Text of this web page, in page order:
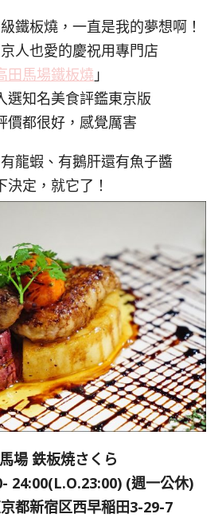
鐵板燒，一直是我的夢想啊！
人也愛的慶祝用專門店
田馬場鐵板燒 」
選知名美食評鑑東京版
價都很好，感覺厲害
龍蝦、有鵝肝還有魚子醬
決定，就它了！
場 鉄板焼さくら
24:00(L.O.23:00) (週一公休)
都新宿区西早稲田3-29-7